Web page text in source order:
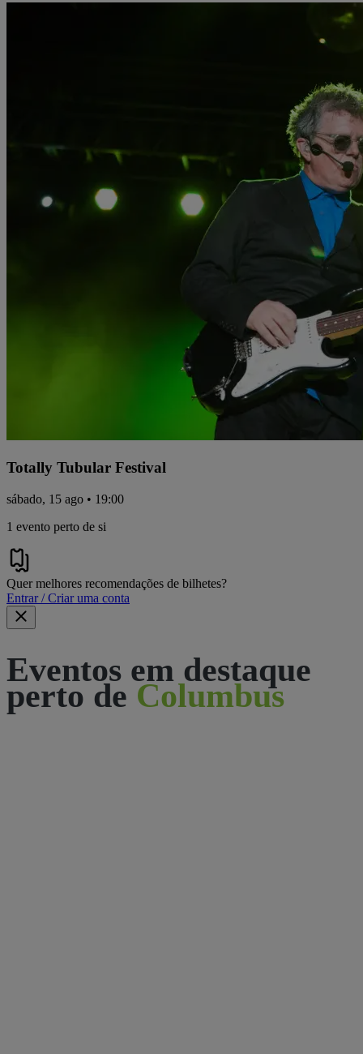
Totally Tubular Festival
sábado, 15 ago • 19:00
1 evento perto de si
Quer melhores recomendações de bilhetes?
Entrar / Criar uma conta
Eventos em destaque
perto de Columbus